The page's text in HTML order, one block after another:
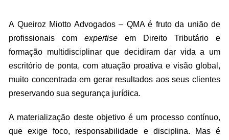
A Queiroz Miotto Advogados – QMA é fruto da união de
profissionais com expertise em Direito Tributário e
formação multidisciplinar que decidiram dar vida a um
escritório de ponta, com atuação proativa e visão global,
muito concentrada em gerar resultados aos seus clientes
preservando sua segurança jurídica.
A materialização deste objetivo é um processo contínuo,
que exige foco, responsabilidade e disciplina. Mas é